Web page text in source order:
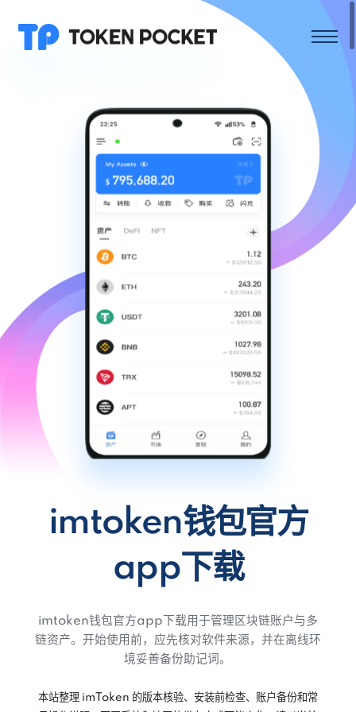
imtoken钱包官方
app下载
imtoken钱包官方app下载用于管理区块链账户与多
链资产。开始使用前，应先核对软件来源，并在离线环
境妥善备份助记词。
本站整理 imToken 的版本核验、安装前检查、账户备份和常